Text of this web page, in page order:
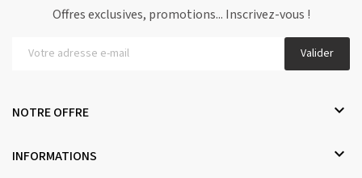
Offres exclusives, promotions... Inscrivez-vous !
Valider
NOTRE OFFRE 
INFORMATIONS 